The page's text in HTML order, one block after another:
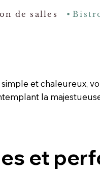
de salles
et chaleureux,
la
et